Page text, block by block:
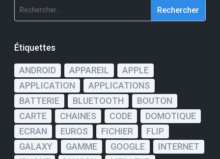
Rechercher :
Étiquettes
ANDROID APPAREIL
APPLE
APPLICATION
APPLICATIONS
BATTERIE
BLUETOOTH
BOUTON
CARTE
CHAINES CODE
DOMOTIQUE
ECRAN
EUROS FICHIER
FLIP
GALAXY
GAMME GOOGLE
INTERNET